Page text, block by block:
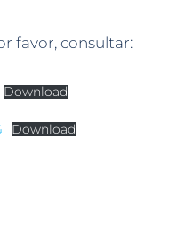
favor, consultar:
Download
Download